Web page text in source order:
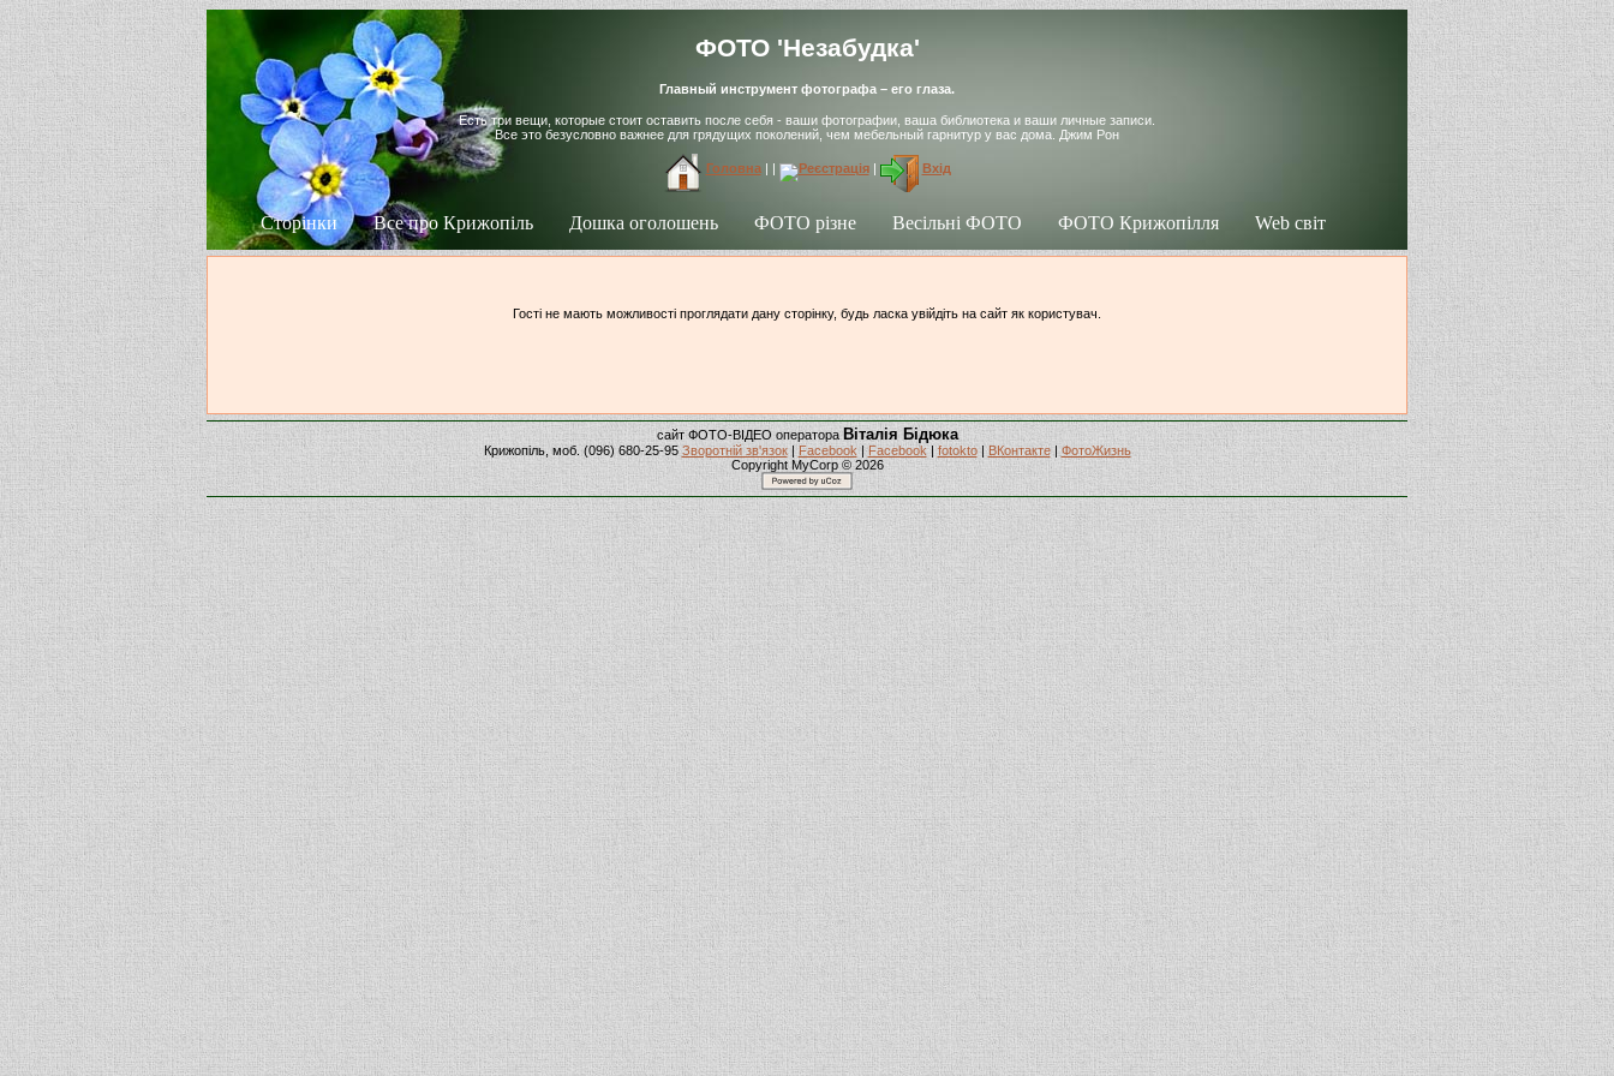
ФОТО 'Незабудка'
Главный инструмент фотографа – его глаза.
Есть три вещи, которые стоит оставить после себя - ваши фотографии, ваша библиотека и ваши личные записи.
Все это безусловно важнее для грядущих поколений, чем мебельный гарнитур у вас дома. Джим Рон
Головна| Реєстрація| Вхід
Сторінки Все про Крижопіль Дошка оголошень ФОТО різне Весільні ФОТО ФОТО Крижопілля Web світ
Гості не мають можливості проглядати дану сторінку, будь ласка увійдіть на сайт як користувач.
сайт ФОТО-ВІДЕО оператораВіталія Бідюка
Крижопіль, моб. (096) 680-25-95Зворотній зв'язок| Facebook |Facebook| fotokto|ВКонтакте| ФотоЖизнь
Copyright MyCorp © 2026